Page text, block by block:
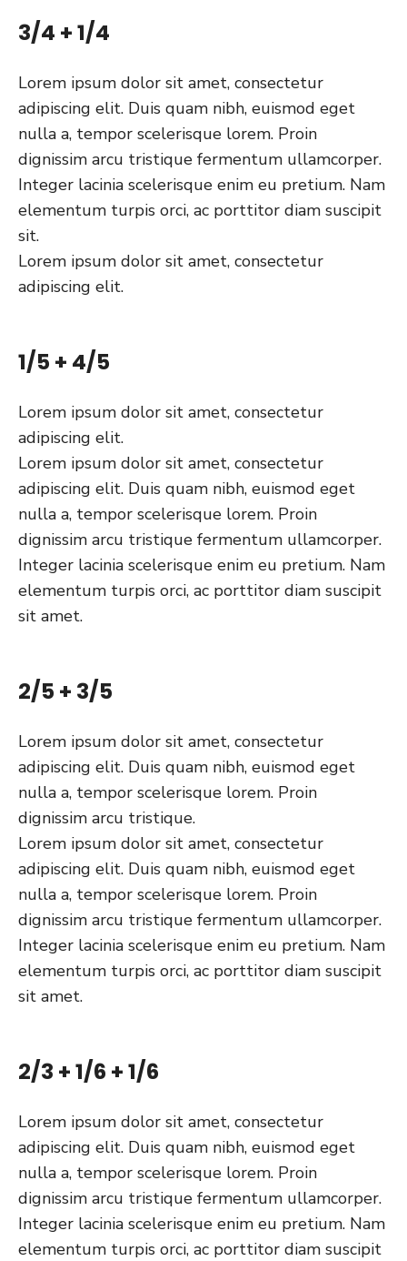
3/4 + 1/4
Lorem ipsum dolor sit amet, consectetur
adipiscing elit. Duis quam nibh, euismod eget
nulla a, tempor scelerisque lorem. Proin
dignissim arcu tristique fermentum ullamcorper.
Integer lacinia scelerisque enim eu pretium. Nam
elementum turpis orci, ac porttitor diam suscipit
sit.
Lorem ipsum dolor sit amet, consectetur
adipiscing elit.
1/5 + 4/5
Lorem ipsum dolor sit amet, consectetur
adipiscing elit.
Lorem ipsum dolor sit amet, consectetur
adipiscing elit. Duis quam nibh, euismod eget
nulla a, tempor scelerisque lorem. Proin
dignissim arcu tristique fermentum ullamcorper.
Integer lacinia scelerisque enim eu pretium. Nam
elementum turpis orci, ac porttitor diam suscipit
sit amet.
2/5 + 3/5
Lorem ipsum dolor sit amet, consectetur
adipiscing elit. Duis quam nibh, euismod eget
nulla a, tempor scelerisque lorem. Proin
dignissim arcu tristique.
Lorem ipsum dolor sit amet, consectetur
adipiscing elit. Duis quam nibh, euismod eget
nulla a, tempor scelerisque lorem. Proin
dignissim arcu tristique fermentum ullamcorper.
Integer lacinia scelerisque enim eu pretium. Nam
elementum turpis orci, ac porttitor diam suscipit
sit amet.
2/3 + 1/6 + 1/6
Lorem ipsum dolor sit amet, consectetur
adipiscing elit. Duis quam nibh, euismod eget
nulla a, tempor scelerisque lorem. Proin
dignissim arcu tristique fermentum ullamcorper.
Integer lacinia scelerisque enim eu pretium. Nam
elementum turpis orci, ac porttitor diam suscipit